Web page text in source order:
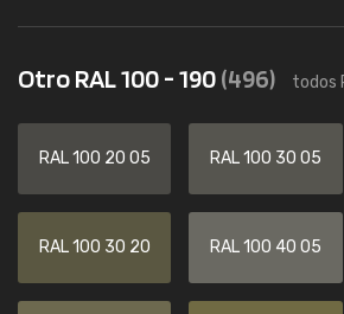
Otro RAL 100 - 190(496) todos
RAL 100 20 05 RAL 100 30 05
RAL 100 30 20 RAL 100 40 05